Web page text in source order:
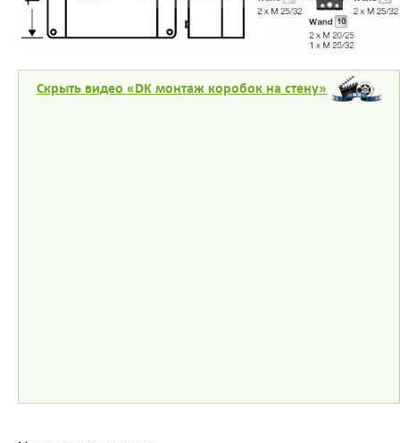
Скрыть видео «DK монтаж коробок на стену»